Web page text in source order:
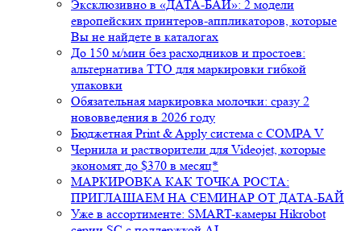
Эксклюзивно в «ДАТА-БАЙ»: 2 модели
европейских принтеров-аппликаторов, которые
Вы не найдете в каталогах
До 150 м/мин без расходников и простоев:
альтернатива ТТО для маркировки гибкой
упаковки
Обязательная маркировка молочки: сразу 2
нововведения в 2026 году
Бюджетная Print & Apply система с COMPA V
Чернила и растворители для Videojet, которые
экономят до $370 в месяц*
МАРКИРОВКА КАК ТОЧКА РОСТА:
ПРИГЛАШАЕМ НА СЕМИНАР ОТ ДАТА-БАЙ
Уже в ассортименте: SMART-камеры Hikrobot